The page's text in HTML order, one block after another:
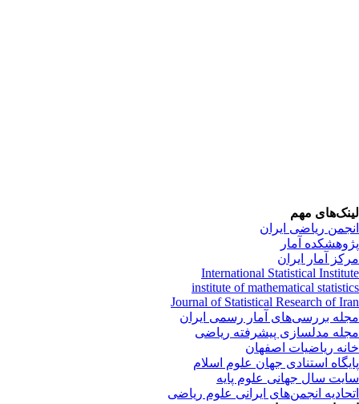
مهم
ریاضی ایران
آمار
آمار ایران
International Statistical
institute of mathematical
Journal of Statistical Research of
بررسی‌های آمار رسمی ایران
مدلسازی پیشرفته ریاضی
ریاضیات اصفهان
استنادی جهان علوم اسلام
سال جهانی علوم پایه
انجمن‌های ایرانی علوم ریاضی